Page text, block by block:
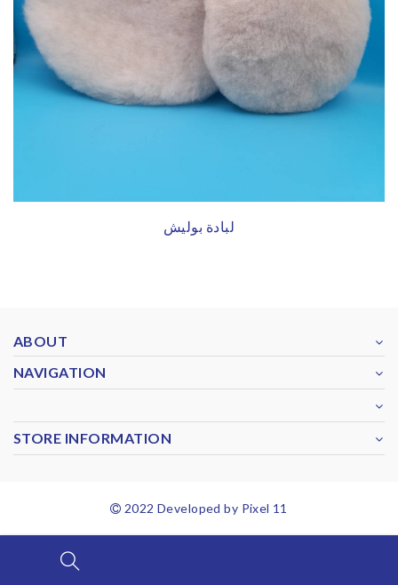
لبادة بوليش
ABOUT
NAVIGATION
STORE INFORMATION
2022 Developed by Pixel 11